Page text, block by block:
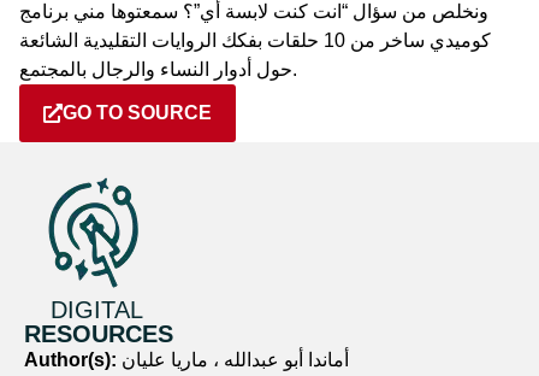
ونخلص من سؤال “انت كنت لابسة أي”؟ سمعتوها مني برنامج
كوميدي ساخر من 10 حلقات بفكك الروايات التقليدية الشائعة
حول أدوار النساء والرجال بالمجتمع.
GO TO SOURCE
DIGITAL
RESOURCES
Author(s): أماندا أبو عبدالله ، ماريا عليان